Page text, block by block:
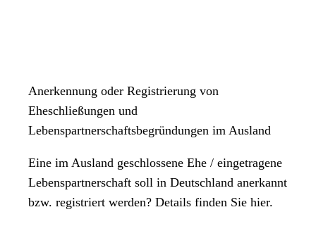
Anerkennung oder Registrierung von
Eheschließungen und
Lebenspartnerschaftsbegründungen im Ausland
Eine im Ausland geschlossene Ehe / eingetragene
Lebenspartnerschaft soll in Deutschland anerkannt
bzw. registriert werden? Details finden Sie hier.